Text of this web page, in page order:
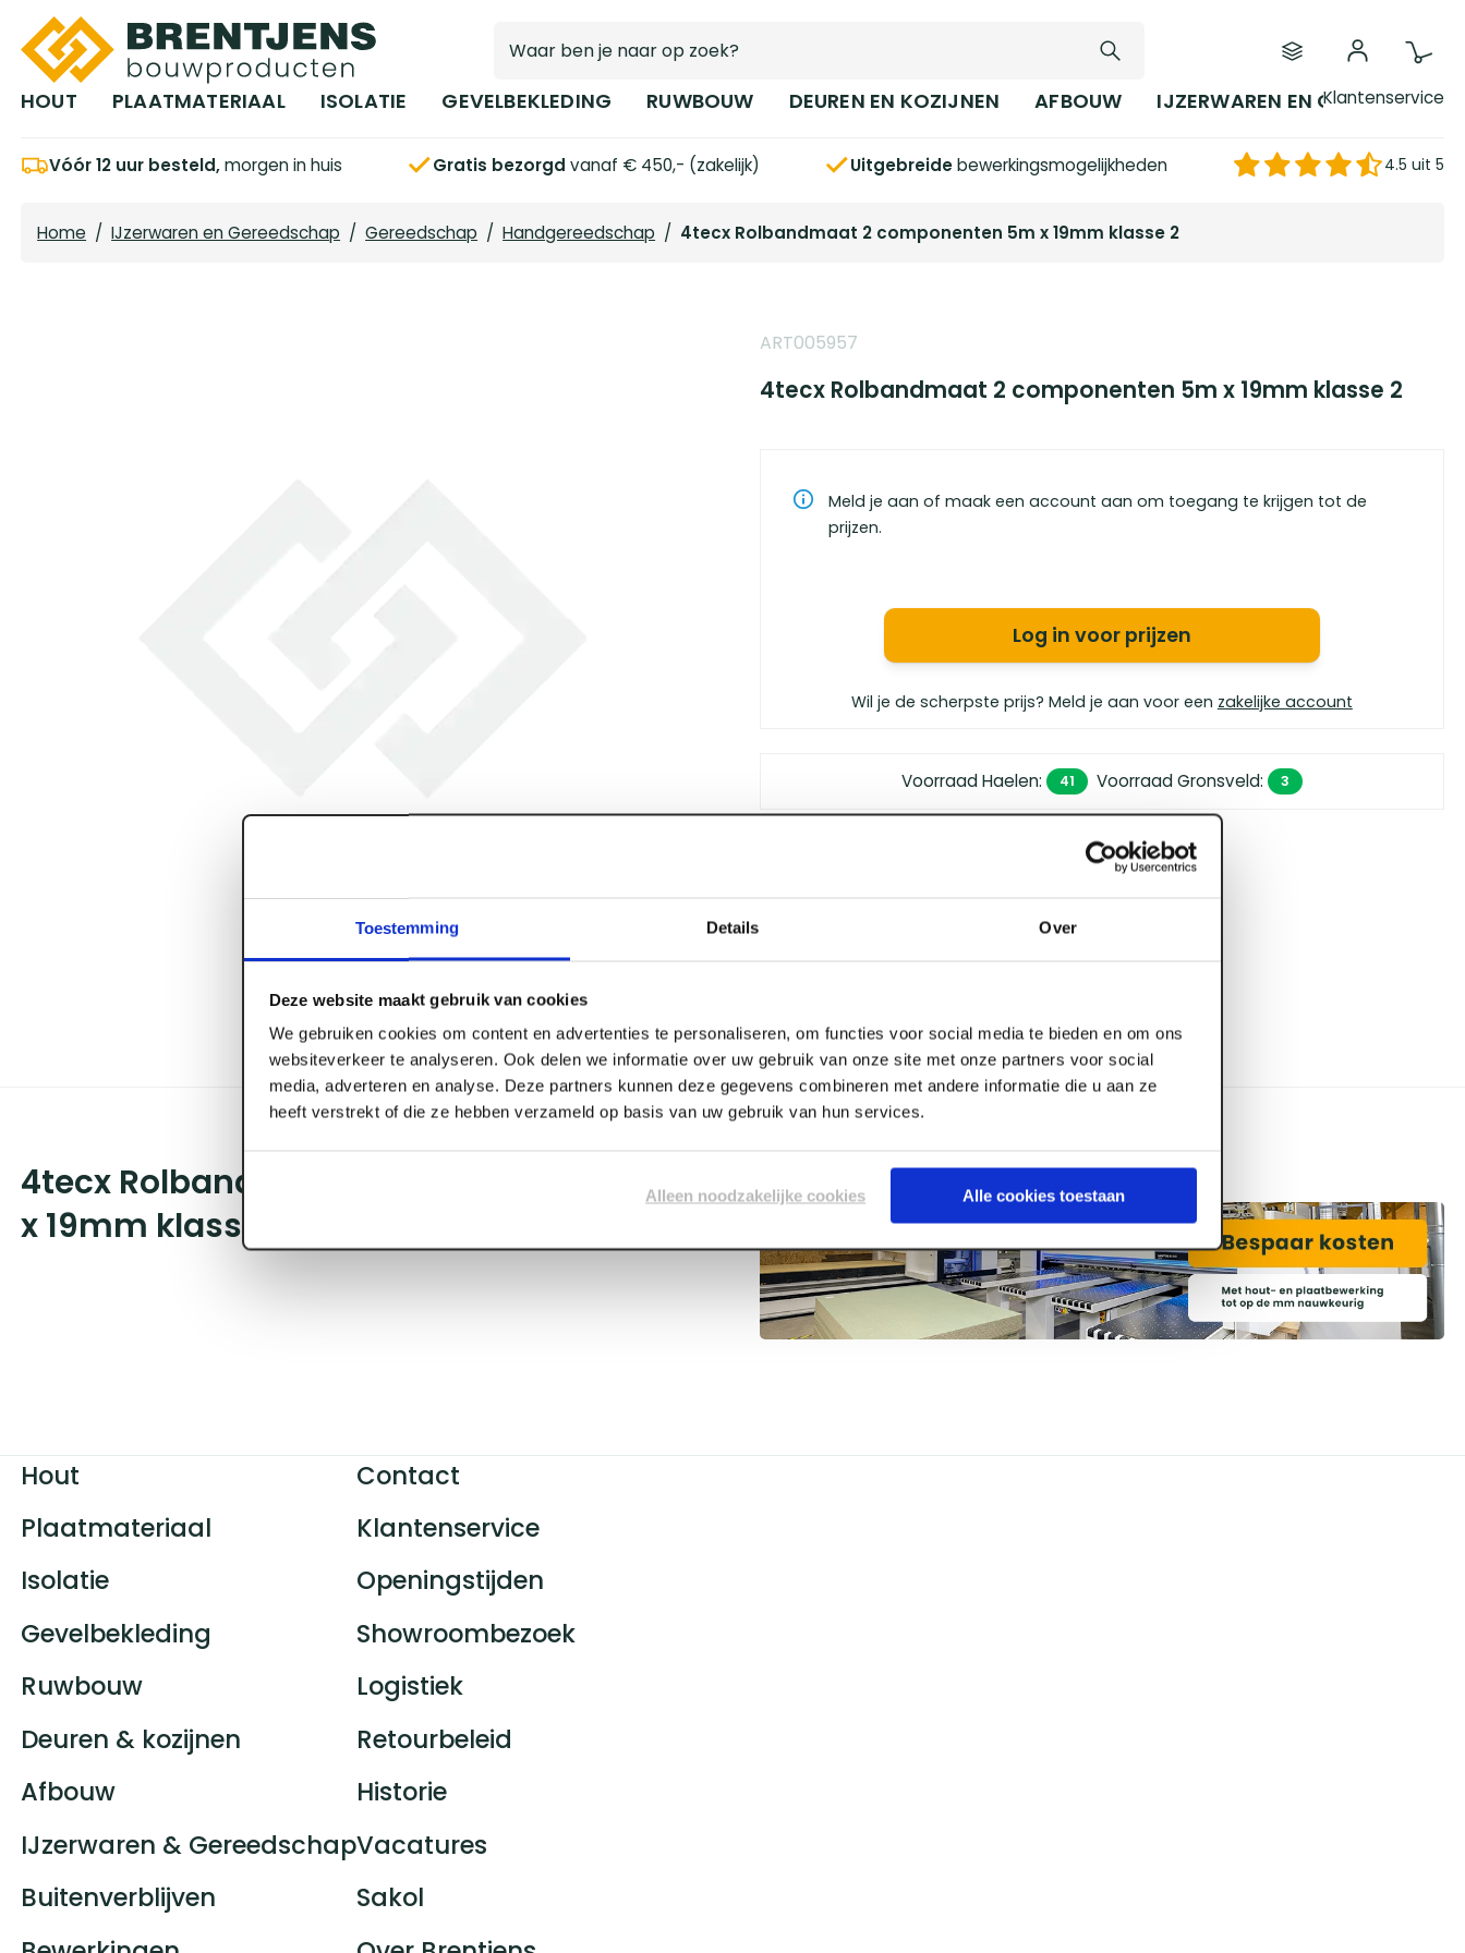
Toestemming Details Over
Deze website maakt gebruik van cookies
We gebruiken cookies om content en advertenties te personaliseren, om functies voor social media te bieden en om ons
websiteverkeer te analyseren. Ook delen we informatie over uw gebruik van onze site met onze partners voor social
media, adverteren en analyse. Deze partners kunnen deze gegevens combineren met andere informatie die u aan ze
heeft verstrekt of die ze hebben verzameld op basis van uw gebruik van hun services.
Alleen noodzakelijke cookies Alle cookies toestaan
Ga naar hoofdinhoud
HOUT PLAATMATERIAAL ISOLATIE GEVELBEKLEDING RUWBOUW DEUREN EN KOZIJNEN AFBOUW IJZERWAREN EN GEREEDSCHAP
Klantenservice
Vóór 12 uur besteld,morgen in huis Gratis bezorgd vanaf € 450,- (zakelijk) Uitgebreidebewerkingsmogelijkheden 4.5 uit 5
Home / IJzerwaren en Gereedschap / Gereedschap / Handgereedschap / 4tecx Rolbandmaat 2 componenten 5m x 19mm klasse 2
ART005957
4tecx Rolbandmaat 2 componenten 5m x 19mm klasse 2
Meld je aan of maak een account aan om toegang te krijgen tot de
prijzen.
Log in voor prijzen
Wil je de scherpste prijs? Meld je aan voor een zakelijke account
Voorraad Haelen: 41 Voorraad Gronsveld: 3
vanaf € 450,- (zakelijk)
een 4.5 uit 5
4tecx Rolbandmaat 2 componenten 5m
x 19mm klasse 2
Hout
Plaatmateriaal
Isolatie
Gevelbekleding
Ruwbouw
Deuren & kozijnen
Afbouw
IJzerwaren & Gereedschap
Buitenverblijven
Contact
Klantenservice
Openingstijden
Showroombezoek
Logistiek
Retourbeleid
Historie
Vacatures
Sakol